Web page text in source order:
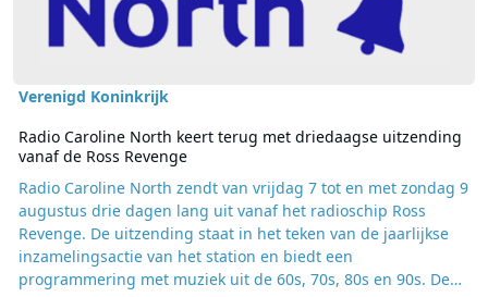
Verenigd Koninkrijk
Radio Caroline North keert terug met driedaagse uitzending
vanaf de Ross Revenge
Radio Caroline North zendt van vrijdag 7 tot en met zondag 9
augustus drie dagen lang uit vanaf het radioschip Ross
Revenge. De uitzending staat in het teken van de jaarlijkse
inzamelingsactie van het station en biedt een
programmering met muziek uit de 60s, 70s, 80s en 90s. De